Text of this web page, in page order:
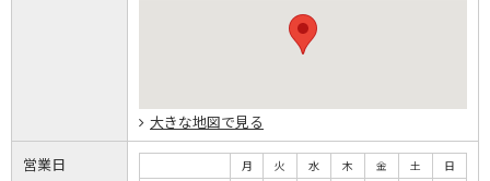
大きな地図で見る
営業日 月 火 水 木 金 土
日